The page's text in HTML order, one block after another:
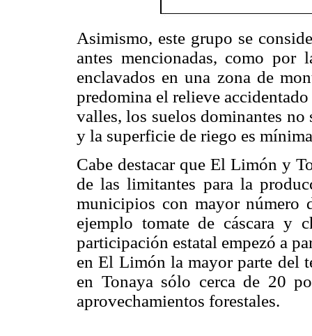
Asimismo, este grupo se
antes mencionadas, como
enclavados en una zona de
predomina el relieve
valles, los suelos dominantes
y la superficie de riego es
Cabe destacar que El Limón y
de las limitantes para la
municipios con mayor número
ejemplo tomate de cáscara y
participación estatal empezó a
en El Limón la mayor parte del
en Tonaya sólo cerca de 20
aprovechamientos forestales.